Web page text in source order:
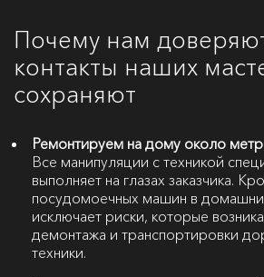
Почему нам
контакты наших
сохраняют
Ремонтируем на дому около
Все манипуляции с техникой
выполняет на глазах заказчика.
посудомоечных машин в
исключает риски, которые
демонтажа и транспортировки
техники.